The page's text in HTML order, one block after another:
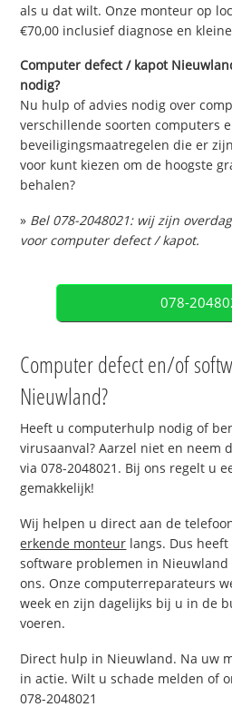
als u dat wilt. Onze monteur op
€70,00 inclusief diagnose en
Computer defect / kapot
nodig?
Nu hulp of advies nodig over
verschillende soorten computers
beveiligingsmaatregelen die er
voor kunt kiezen om de hoogste
behalen?
» Bel 078-2048021: wij zijn
voor computer defect / kapot.
078-
Computer defect en/of
Nieuwland?
Heeft u computerhulp nodig of
virusaanval? Aarzel niet en neem
via 078-2048021. Bij ons regelt u
gemakkelijk!
Wij helpen u direct aan de
erkende monteur langs. Dus
software problemen in Nieuwland
ons. Onze computerreparateurs
week en zijn dagelijks bij u in de
voeren.
Direct hulp in Nieuwland. Na uw
in actie. Wilt u schade melden of
078-2048021